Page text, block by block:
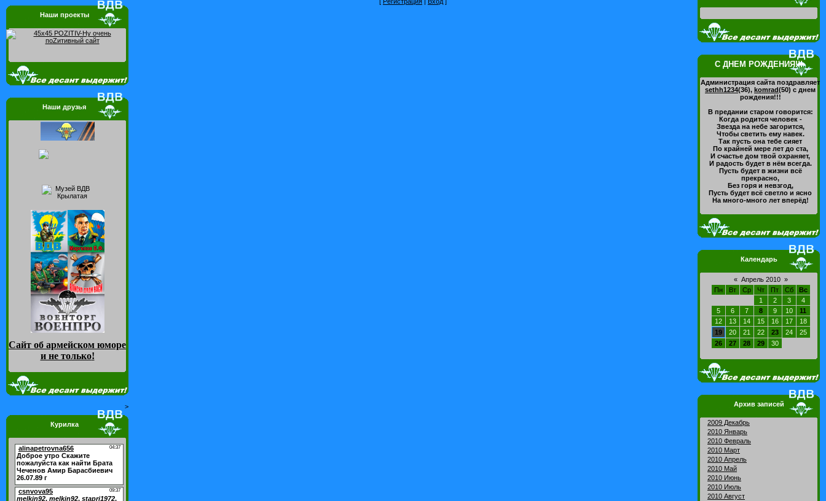
Наши проекты
Наши друзья
Сайт об армейском юморе
и не только!
>
Курилка
С ДНЕМ РОЖДЕНИЯ!!!
Администрация сайта поздравляет
sethh1234(36), komrad(50) с днем
рождения!!!
В предании старом говорится:
Когда родится человек -
Звезда на небе загорится,
Чтобы светить ему навек.
Так пусть она тебе сияет
По крайней мере лет до ста,
И счастье дом твой охраняет,
И радость будет в нём всегда.
Пусть будет в жизни всё
прекрасно,
Без горя и невзгод,
Пусть будет всё светло и ясно
На много-много лет вперёд!
Календарь
« Апрель 2010 »
Пн
Вт Ср Чт Пт Сб
Вс
1
2 3
4
5
6 7 8 9 10
11
12
13 14 15 16 17
18
19
20 21 22 23 24
25
26
27 28 29 30
Архив записей
2009 Декабрь
2010 Январь
2010 Февраль
2010 Март
2010 Апрель
2010 Май
2010 Июнь
2010 Июль
2010 Август